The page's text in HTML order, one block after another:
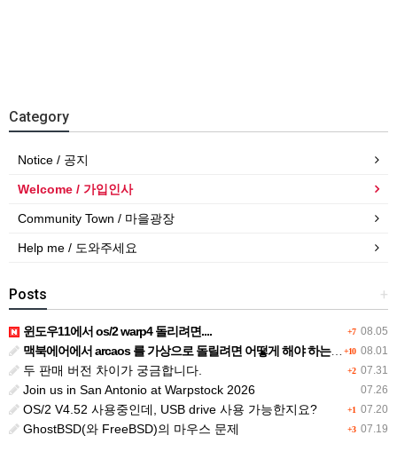
Category
Notice / 공지
Welcome / 가입인사
Community Town / 마을광장
Help me / 도와주세요
+
Posts
+7 08.05
윈도우11에서 os/2 warp4 돌리려면....
+10 08.01
맥북에어에서 arcaos 를 가상으로 돌릴려면 어떻게 해야 하는 지요?
+2 07.31
두 판매 버전 차이가 궁금합니다.
07.26
Join us in San Antonio at Warpstock 2026
+1 07.20
OS/2 V4.52 사용중인데, USB drive 사용 가능한지요?
+3 07.19
GhostBSD(와 FreeBSD)의 마우스 문제